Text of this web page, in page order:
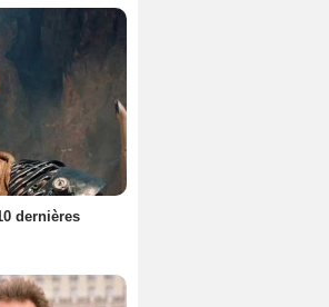
dernières